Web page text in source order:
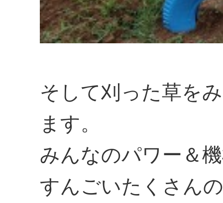
そして刈った草を
ます。
みんなのパワー＆
すんごいたくさん